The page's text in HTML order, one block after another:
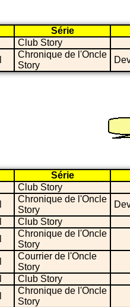
Série
Club Story
Chronique de l'Oncle
Story
Série
Club Story
Chronique de l'Oncle
Story
Club Story
Chronique de l'Oncle
Story
Courrier de l'Oncle
Story
Club Story
Chronique de l'Oncle
Story